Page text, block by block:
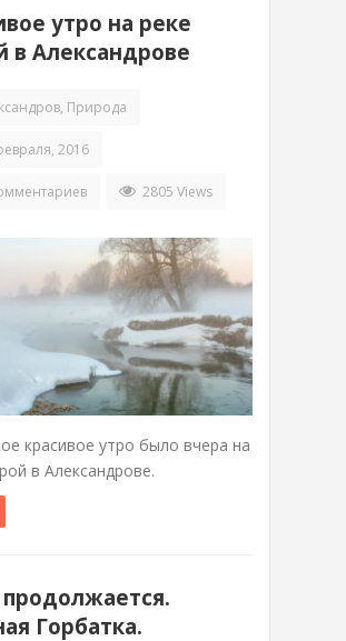
утро на реке
в Александрове
, Природа
2016
2805 Views
красивое утро было вчера на
в Александрове.
Горбатка.